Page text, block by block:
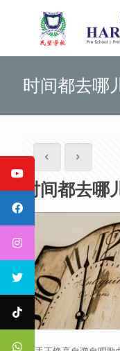
时间都去哪
时间都去哪